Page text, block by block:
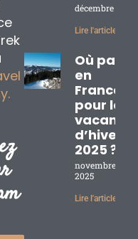
décembre 2,
Lire l'article »
Où partir
en
France
pour les
d’hiver
2025 ?
novembre 17,
2025
Lire l'article »